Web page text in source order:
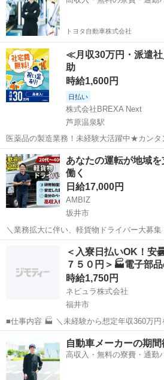
へ訪問(基...
トヨタ自動車株式会社
≪月収30万円・派遣
助
時給1,600円
日払い
株式会社BREXA Next
芦原温泉駅
医薬品の製造業務！未経験大活躍中★カンタ
万円以上可◎社会保険完備！備品付きワンル
あり♪食堂あり◎《福井県あわら市》 人気の工場のお仕事 ◇医薬品の
製造オペレーター◇ 【具体的...
福井 あわら市 芦原温泉駅 その他
あなたの運転が地域
働く
日給17,000円
AMBIZ
坂井市
＼業務拡大に伴い、軽貨物ドライバー大募集！／ ⚠️募集人数に
ございます⚠️ 【勤務地】 坂井市春江町江留上錦58-1 --------------------
【報酬】 日給: 17,000円 ※稼働日...
物流
＜入寮日払いOK！安
７５０円＞🏭電子部
時給1,750円
ネビュラ株式会社
福井市
■仕事内容 🏭 ＼未経験から想定年収360万円
いたら2日休み！平日休みも取れる勤務スタ
与日前の急な出費にも対応可能！／ スマートフォンや家電などに使用
される、電子...
軽作業
自動車メーカーの期
高収入・無料の寮費・通勤